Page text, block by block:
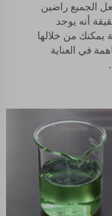
الجميع راضين
أنه يوجد
يمكنك من خلالها
في العناية